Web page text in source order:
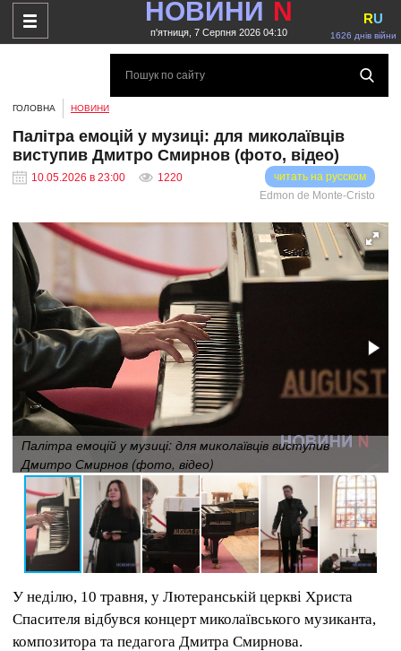
НОВИНИ N
п'ятниця, 7 Серпня 2026 04:10 1626 днів війни
RU
ГОЛОВНА НОВИНИ
Палітра емоцій у музиці: для миколаївців
виступив Дмитро Смирнов (фото, відео)
10.05.2026 в 23:00 1220
читать на русском
Edmon de Monte-Cristo
Палітра емоцій у музиці: для миколаївців виступив
Дмитро Смирнов (фото, відео)
У неділю, 10 травня, у Лютеранській церкві Христа
Спасителя відбувся концерт миколаївського музиканта,
композитора та педагога Дмитра Смирнова.